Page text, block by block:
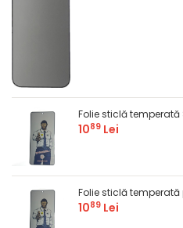
Folie sticlă temperată
1089 Lei
Folie sticlă temperată
1089 Lei